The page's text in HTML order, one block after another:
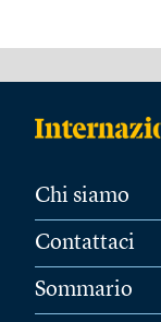
Chi siamo
Contattaci
Sommario